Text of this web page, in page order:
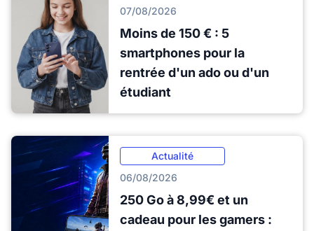
07/08/2026
Moins de 150 € : 5
smartphones pour la
rentrée d'un ado ou d'un
étudiant
Actualité
06/08/2026
250 Go à 8,99€ et un
cadeau pour les gamers :